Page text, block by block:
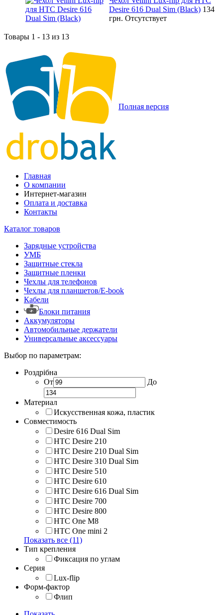
Desire 616 Dual Sim (Black) 134
грн. Отсутствует
Товары 1 - 13 из 13
Полная версия
Главная
О компании
Интернет-магазин
Оплата и доставка
Контакты
Каталог товаров
Зарядные устройства
УМБ
Защитные стекла
Защитные пленки
Чехлы для телефонов
Чехлы для планшетов/E-book
Кабели
Блоки питания
Аккумуляторы
Автомобильные держатели
Универсальные аксессуары
Выбор по параметрам:
Роздрібна
От
До
Материал
Искусственная кожа, пластик
Совместимость
Desire 616 Dual Sim
HTC Desire 210
HTC Desire 210 Dual Sim
HTC Desire 310 Dual Sim
HTC Desire 510
HTC Desire 610
HTC Desire 616 Dual Sim
HTC Desire 700
HTC Desire 800
HTC One M8
HTC One mini 2
Показать все (11)
Тип крепления
Фиксация по углам
Серия
Lux-flip
Форм-фактор
Флип